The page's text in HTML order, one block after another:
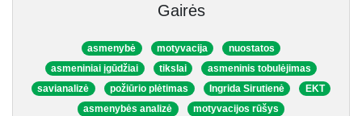
Gairės
asmenybė motyvacija
nuostatos
asmeniniai įgūdžiai
tikslai
asmeninis tobulėjimas
savianalizė
požiūrio plėtimas Ingrida Sirutienė
EKT
asmenybės analizė
motyvacijos rūšys